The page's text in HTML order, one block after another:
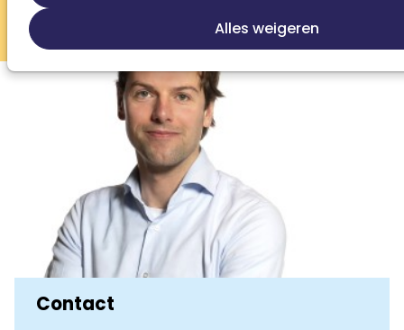
Alles weigeren
Werkfit trajecten
Outplacement
Sollicitatiebegeleiding
Contact